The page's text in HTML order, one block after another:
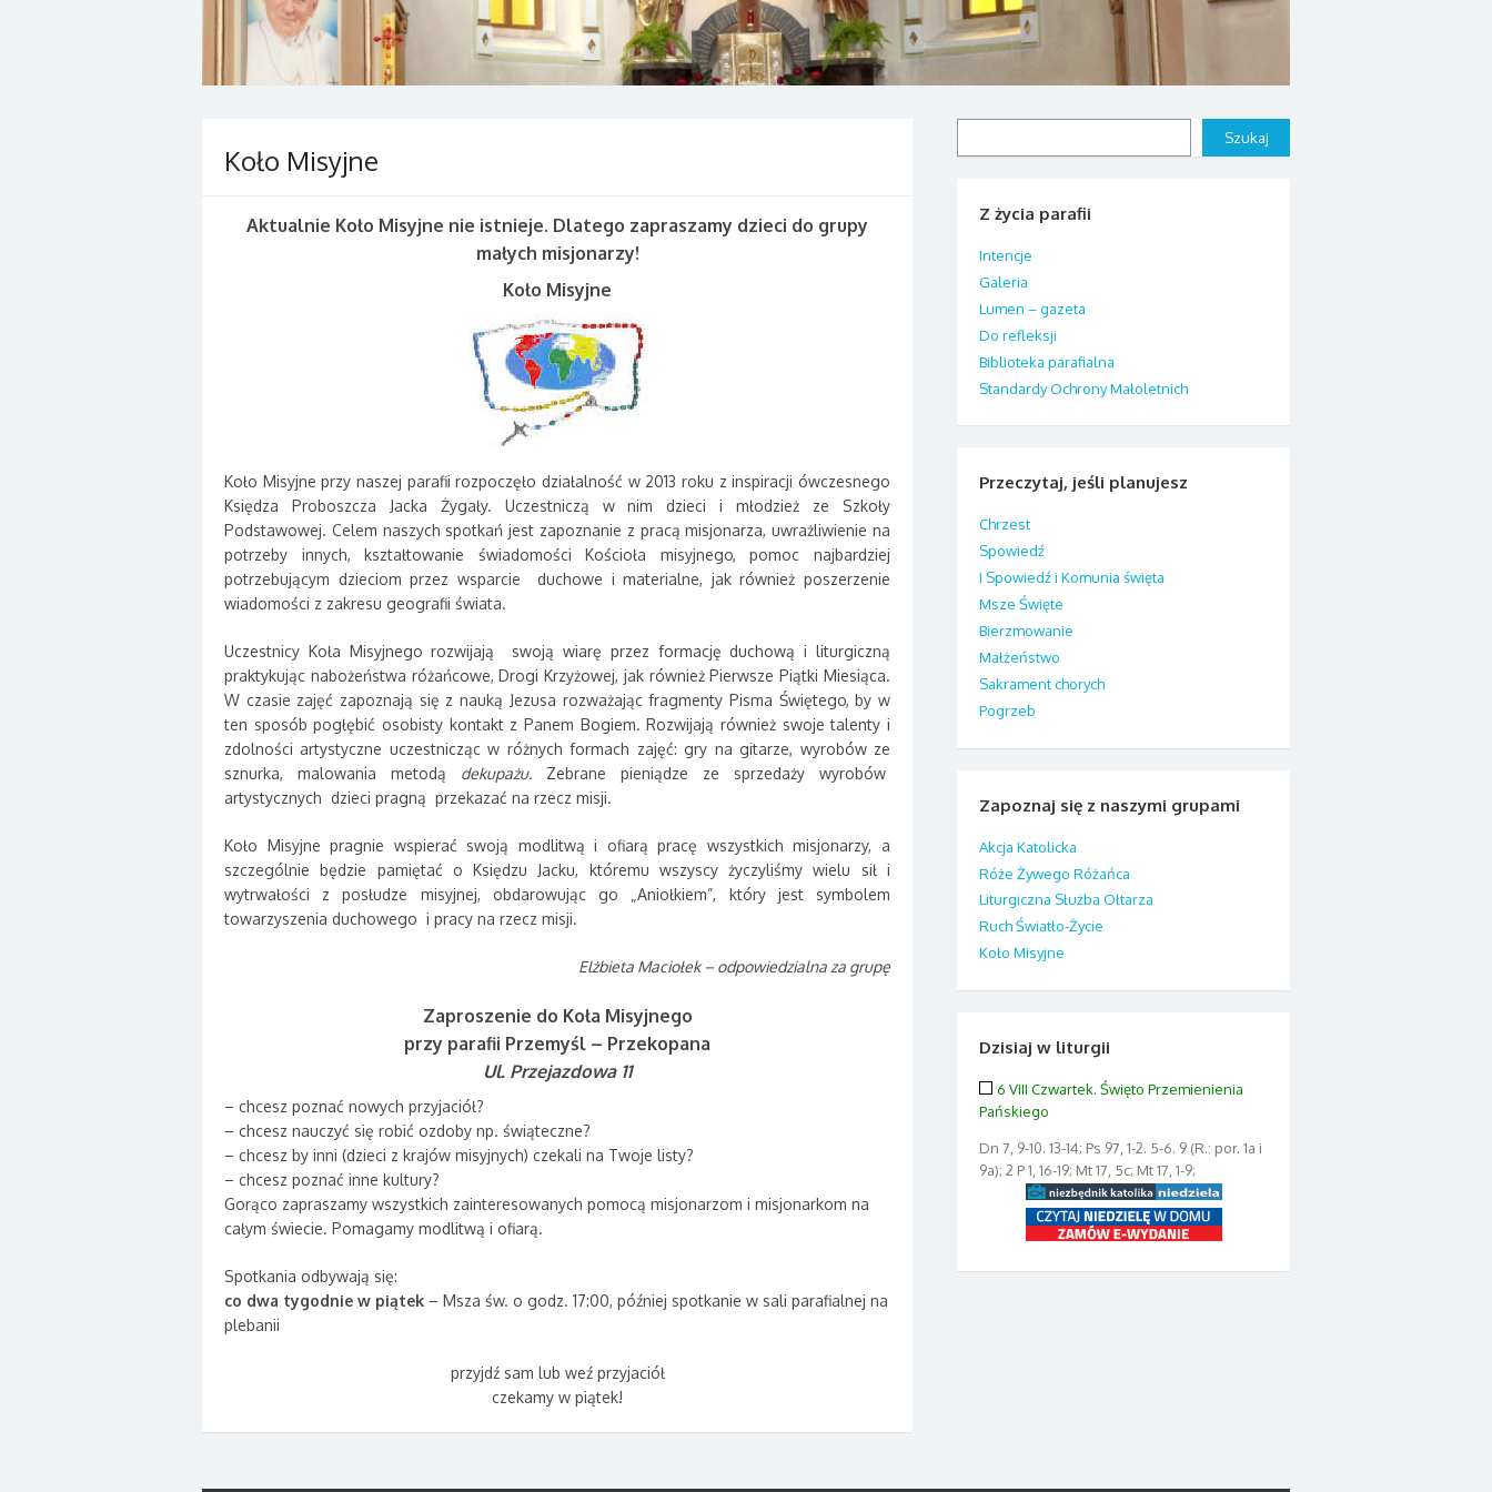
Koło Misyjne
Aktualnie Koło Misyjne nie istnieje. Dlatego zapraszamy dzieci do grupy
małych misjonarzy!
Koło Misyjne
Koło Misyjne przy naszej parafii rozpoczęło działalność w 2013 roku z inspiracji ówczesnego
Księdza Proboszcza Jacka Żygały. Uczestniczą w nim dzieci i młodzież ze Szkoły
Podstawowej. Celem naszych spotkań jest zapoznanie z pracą misjonarza, uwrażliwienie na
potrzeby innych, kształtowanie świadomości Kościoła misyjnego, pomoc najbardziej
potrzebującym dzieciom przez wsparcie duchowe i materialne, jak również poszerzenie
wiadomości z zakresu geografii świata.
Uczestnicy Koła Misyjnego rozwijają swoją wiarę przez formację duchową i liturgiczną
praktykując nabożeństwa różańcowe, Drogi Krzyżowej, jak również Pierwsze Piątki Miesiąca.
W czasie zajęć zapoznają się z nauką Jezusa rozważając fragmenty Pisma Świętego, by w
ten sposób pogłębić osobisty kontakt z Panem Bogiem. Rozwijają również swoje talenty i
zdolności artystyczne uczestnicząc w różnych formach zajęć: gry na gitarze, wyrobów ze
sznurka, malowania metodą dekupażu. Zebrane pieniądze ze sprzedaży wyrobów
artystycznych dzieci pragną przekazać na rzecz misji.
Koło Misyjne pragnie wspierać swoją modlitwą i ofiarą pracę wszystkich misjonarzy, a
szczególnie będzie pamiętać o Księdzu Jacku, któremu wszyscy życzyliśmy wielu sił i
wytrwałości z posłudze misyjnej, obdarowując go „Aniołkiem”, który jest symbolem
towarzyszenia duchowego i pracy na rzecz misji.
Elżbieta Maciołek – odpowiedzialna za grupę
Zaproszenie do Koła Misyjnego
przy parafii Przemyśl – Przekopana
Ul. Przejazdowa 11
– chcesz poznać nowych przyjaciół?
– chcesz nauczyć się robić ozdoby np. świąteczne?
– chcesz by inni (dzieci z krajów misyjnych) czekali na Twoje listy?
– chcesz poznać inne kultury?
Gorąco zapraszamy wszystkich zainteresowanych pomocą misjonarzom i misjonarkom na
całym świecie. Pomagamy modlitwą i ofiarą.
Spotkania odbywają się:
co dwa tygodnie w piątek – Msza św. o godz. 17:00, później spotkanie w sali parafialnej na
plebanii
przyjdź sam lub weź przyjaciół
czekamy w piątek!
Szukaj
Z życia parafii
Intencje
Galeria
Lumen – gazeta
Do refleksji
Biblioteka parafialna
Standardy Ochrony Małoletnich
Przeczytaj, jeśli planujesz
Chrzest
Spowiedź
I Spowiedź i Komunia święta
Msze Święte
Bierzmowanie
Małżeństwo
Sakrament chorych
Pogrzeb
Zapoznaj się z naszymi grupami
Akcja Katolicka
Róże Żywego Różańca
Liturgiczna Służba Ołtarza
Ruch Światło-Życie
Koło Misyjne
Dzisiaj w liturgii
6 VIII Czwartek. Święto Przemienienia
Pańskiego
Dn 7, 9-10. 13-14; Ps 97, 1-2. 5-6. 9 (R.: por. 1a i
9a); 2 P 1, 16-19; Mt 17, 5c; Mt 17, 1-9;